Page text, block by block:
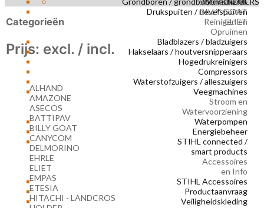
Drukspuiten / nevelspuiten
Reinigen en
Opruimen
Bladblazers / bladzuigers
Hakselaars / houtversnipperaars
Hogedrukreinigers
Compressors
Waterstofzuigers / alleszuigers
Veegmachines
Stroom en
Watervoorziening
Waterpompen
Energiebeheer
STIHL connected /
smart products
Accessoires
en Info
STIHL Accessoires
Productaanvraag
Veiligheidskleding
BILLY GOAT
ELIET
Categorieën
Prijs: excl. / incl.
ALHAND
AMAZONE
ASECOS
BATTIPAV
BILLY GOAT
CANYCOM
DELMORINO
EHRLE
ELIET
EMPAS
ETESIA
HITACHI - LANDCROS